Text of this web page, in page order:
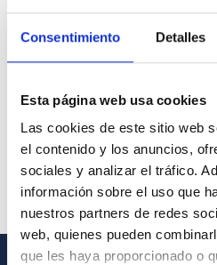
Consentimiento Detalles
Esta página web usa cookies
Las cookies de este sitio web
el contenido y los anuncios,
sociales y analizar el tráfico.
información sobre el uso que
nuestros partners de redes
web, quienes pueden
que les haya proporcionado o